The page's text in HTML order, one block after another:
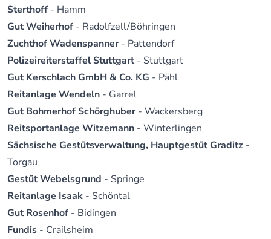
Sterthoff - Hamm
Gut Weiherhof - Radolfzell/Böhringen
Zuchthof Wadenspanner - Pattendorf
Polizeireiterstaffel Stuttgart - Stuttgart
Gut Kerschlach GmbH & Co. KG - Pähl
Reitanlage Wendeln - Garrel
Gut Bohmerhof Schörghuber - Wackersberg
Reitsportanlage Witzemann - Winterlingen
Sächsische Gestütsverwaltung, Hauptgestüt Graditz -
Torgau
Gestüt Webelsgrund - Springe
Reitanlage Isaak - Schöntal
Gut Rosenhof - Bidingen
Fundis - Crailsheim